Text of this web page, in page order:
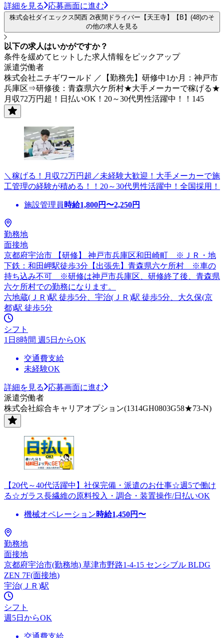
詳細を見る 応募画面に進む
株式会社ダイエックス関西 2t夜間ドライバー【天王寺】【B】(48)のそ
の他の求人を見る
以下の求人はいかがですか？
条件を緩めてヒットした求人情報をピックアップ
派遣労働者
株式会社ニチギワールド ／【勤務先】研修中1か月：神戸市
兵庫区⇒研修後：青森県六ケ所村★大手メーカーで稼げる★
月収72万円超！日払いOK！20～30代男性活躍中！！145
＼稼げる！月収72万円超／未経験大歓迎！大手メーカーで施
工管理の経験が積める！！20～30代男性活躍中！全国採用！
施設管理員 時給1,800円〜2,250円
勤務地
面接地
京都府宇治市 【研修】 神戸市兵庫区和田崎町 ※ＪＲ・地
下鉄：和田岬駅徒歩3分【出張先】青森県六ケ所村 ※車の
持ち込み不可 ※研修は神戸市兵庫区、研修終了後、青森県
六ケ所村での勤務になります。
六地蔵(ＪＲ)駅 徒歩5分、宇治(ＪＲ)駅 徒歩5分、大久保(京
都)駅 徒歩5分
シフト
1日8時間 週5日からOK
交通費支給
未経験OK
詳細を見る
応募画面に進む
派遣労働者
株式会社綜合キャリアオプション(1314GH0803G58★73-N)
【20代～40代活躍中】社保完備・派遣のお仕事☆週5で働け
る☆ガラス長繊維の原料投入・調合・装置操作/日払いOK
機械オペレーション時給1,450円〜
勤務地
面接地
京都府宇治市(勤務地) 草津市野路1-4-15 センシブル BLDG
ZEN 7F(面接地)
宇治(ＪＲ)駅
シフト
週5日からOK
交通費支給